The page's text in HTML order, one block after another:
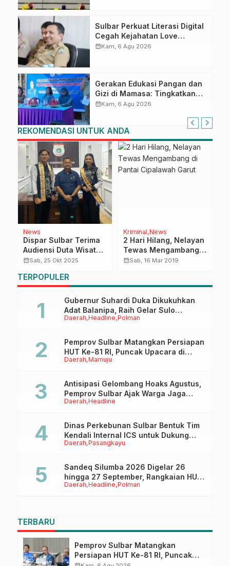
Sulbar Perkuat Literasi Digital
Cegah Kejahatan Love
Scamming
calendar_monthKam, 6 Agu 2026
Gerakan Edukasi Pangan dan
Gizi di Mamasa: Tingkatkan
Pengetahuan dan
calendar_monthKam, 6 Agu 2026
REKOMENDASI UNTUK ANDA
News
Dispar Sulbar Terima
Audiensi Duta Wisata,
Siap Promosikan
Daerah
calendar_monthSab, 25 Okt 2025
Kriminal News
2 Hari Hilang, Nelayan
Tewas Mengambang
di Pantai Cipalawah
calendar_monthSab, 16 Mar 2019
TERPOPULER
Daerah Headline Polman
Gubernur Suhardi Duka Dikukuhkan
Adat Balanipa, Raih Gelar Sulo
Tappidena
Daerah Mamuju
Pemprov Sulbar Matangkan Persiapan
HUT Ke-81 RI, Puncak Upacara di
Lapangan Ahmad Kirang
Daerah Headline
Antisipasi Gelombang Hoaks Agustus,
Pemprov Sulbar Ajak Warga Jaga
Ruang Digital
Daerah Pasangkayu
Dinas Perkebunan Sulbar Bentuk Tim
Kendali Internal ICS untuk Dukung
Sertifikasi ISPO Pekebun di
Daerah Headline Polman
Sandeq Silumba 2026 Digelar 26
hingga 27 September, Rangkaian HUT
Sulbar
TERBARU
Pemprov Sulbar Matangkan
Persiapan HUT Ke-81 RI, Puncak